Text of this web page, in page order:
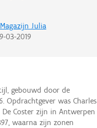
Magazijn Julia
03-2019
gebouwd door de
Opdrachtgever was Charles
De Coster zijn in Antwerpen
waarna zijn zonen